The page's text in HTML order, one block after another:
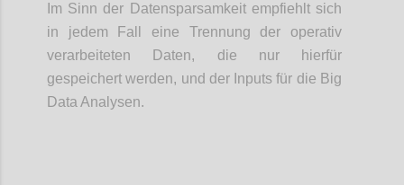
Im Sinn der Datensparsamkeit empfiehlt sich
in jedem Fall eine Trennung der operativ
verarbeiteten Daten, die nur hierfür
gespeichert werden, und der Inputs für die Big
Data Analysen.